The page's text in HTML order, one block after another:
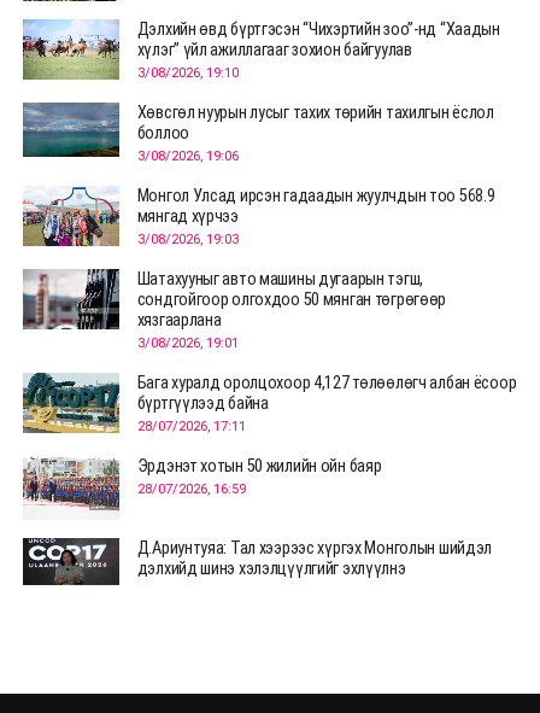
Дэлхийн өвд бүртгэсэн “Чихэртийн зоо”-нд “Хаадын
хүлэг” үйл ажиллагааг зохион байгуулав
3/08/2026, 19:10
Хөвсгөл нуурын лусыг тахих төрийн тахилгын ёслол
боллоо
3/08/2026, 19:06
Монгол Улсад ирсэн гадаадын жуулчдын тоо 568.9
мянгад хүрчээ
3/08/2026, 19:03
Шатахууныг авто машины дугаарын тэгш,
сондгойгоор олгохдоо 50 мянган төгрөгөөр
хязгаарлана
3/08/2026, 19:01
Бага хуралд оролцохоор 4,127 төлөөлөгч албан ёсоор
бүртгүүлээд байна
28/07/2026, 17:11
Эрдэнэт хотын 50 жилийн ойн баяр
28/07/2026, 16:59
Д.Ариунтуяа: Тал хээрээс хүргэх Монголын шийдэл
дэлхийд шинэ хэлэлцүүлгийг эхлүүлнэ